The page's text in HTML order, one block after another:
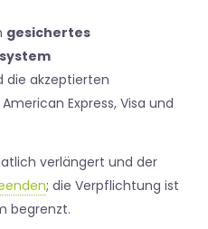
gesichertes
die akzeptierten
Express, Visa und
verlängert und der
; die Verpflichtung ist
begrenzt.